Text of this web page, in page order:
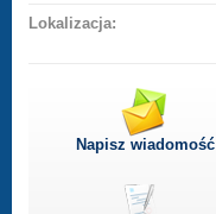
Lokalizacja:
Napisz wiadomość